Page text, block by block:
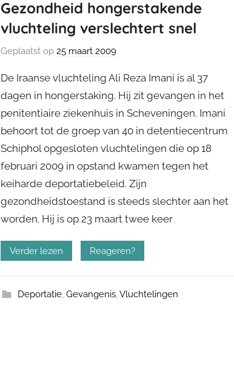
Gezondheid hongerstakende
vluchteling verslechtert snel
Geplaatst op25 maart 2009
De Iraanse vluchteling Ali Reza Imani is al 37
dagen in hongerstaking. Hij zit gevangen in het
penitentiaire ziekenhuis in Scheveningen. Imani
behoort tot de groep van 40 in detentiecentrum
Schiphol opgesloten vluchtelingen die op 18
februari 2009 in opstand kwamen tegen het
keiharde deportatiebeleid. Zijn
gezondheidstoestand is steeds slechter aan het
worden. Hij is op 23 maart twee keer
Verder lezen Reageren?
Deportatie, Gevangenis,Vluchtelingen